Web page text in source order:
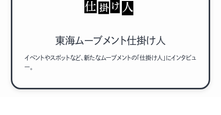
季節・まち まち・スポット
東海ムーブメント仕掛け人
イベントやスポットなど、新たなムーブメントの「仕掛け人」にインタビュ
ー。